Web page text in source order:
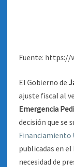
Fuente: https://
El Gobierno de
ajuste fiscal al
Emergencia
decisión que se
Financiamiento
publicadas en
necesidad de